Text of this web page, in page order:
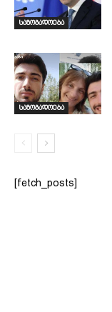
საზოგადოება
საზოგადოება
[fetch_posts]